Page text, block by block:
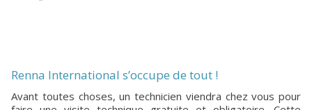
Renna International s’occupe de tout !
Avant toutes choses, un technicien viendra chez vous pour